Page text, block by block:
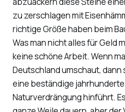
zu zerschlagen mit
richtige Größe haben beim
Was man nicht alles für Geld
keine schöne Arbeit. Wenn
Deutschland umschaut, dann
eine beständige
Naturverdrängung hinführt.